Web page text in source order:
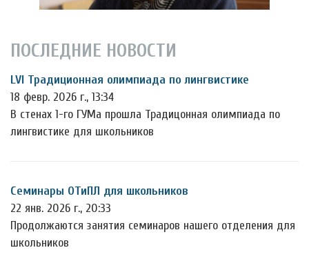
ПОСЛЕДНИЕ НОВОСТИ
LVI Традиционная олимпиада по лингвистике
18 февр. 2026 г., 13:34
В стенах 1-го ГУМа прошла Традицонная олимпиада по
лингвистике для школьников
Семинары ОТиПЛ для школьников
22 янв. 2026 г., 20:33
Продолжаются занятия семинаров нашего отделения для
школьников